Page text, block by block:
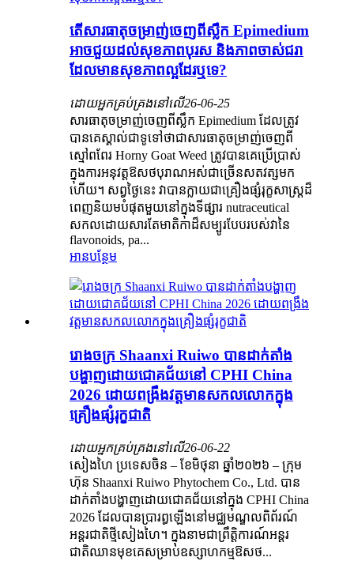
តើសារធាតុចម្រាញ់ចេញពីស្លឹក Epimedium
អាចជួយដល់សុខភាពបុរស និងភាពចាស់ជរា
ដែលមានសុខភាពល្អដែរឬទេ?
ដោយអ្នកគ្រប់គ្រងនៅលើ26-06-25
សារធាតុចម្រាញ់ចេញពីស្លឹក Epimedium ដែលត្រូវ
បានគេស្គាល់ជាទូទៅថាជាសារធាតុចម្រាញ់ចេញពី
ស្មៅពពែរ Horny Goat Weed ត្រូវបានគេប្រើប្រាស់
ក្នុងការអនុវត្តឱសថបុរាណអស់ជាច្រើនសតវត្សមក
ហើយ។ សព្វថ្ងៃនេះ វាបានក្លាយជាគ្រឿងផ្សំរុក្ខសាស្ត្រដ៏
ពេញនិយមបំផុតមួយនៅក្នុងទីផ្សារ nutraceutical
សកលដោយសារតែមាតិកាដ៏សម្បូរបែបរបស់វានៃ
flavonoids, pa...
អានបន្ថែម
រោងចក្រ Shaanxi Ruiwo បានដាក់តាំង
បង្ហាញដោយជោគជ័យនៅ CPHI China
2026 ដោយពង្រឹងវត្តមានសកលលោកក្នុង
គ្រឿងផ្សំរុក្ខជាតិ
ដោយអ្នកគ្រប់គ្រងនៅលើ26-06-22
សៀងហៃ ប្រទេសចិន – ខែមិថុនា ឆ្នាំ២០២៦ – ក្រុម
ហ៊ុន Shaanxi Ruiwo Phytochem Co., Ltd. បាន
ដាក់តាំងបង្ហាញដោយជោគជ័យនៅក្នុង CPHI China
2026 ដែលបានប្រារព្ធឡើងនៅមជ្ឈមណ្ឌលពិព័រណ៍
អន្តរជាតិថ្មីសៀងហៃ។ ក្នុងនាមជាព្រឹត្តិការណ៍អន្តរ
ជាតិឈានមុខគេសម្រាប់ឧស្សាហកម្មឱសថ...